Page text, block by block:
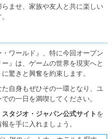
ませ、家族や友人と共に楽しい
ワールド』、特に今回オープン
』は、ゲームの世界を現実へと
驚きと興奮を約束します。
自身もぜひその一環となり、ユ
の一日を満喫してください。
タジオ・ジャパン公式サイト を
を手に入れましょう。